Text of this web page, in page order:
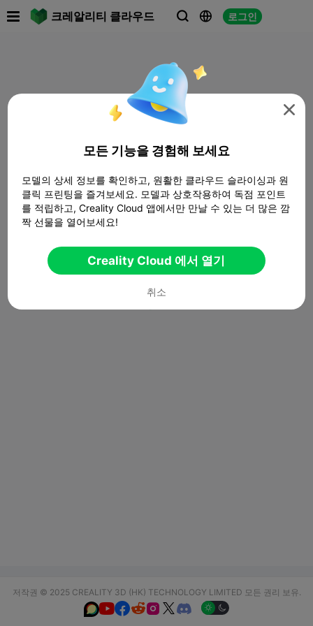
크레알리티 클라우드   로그인
저작권 © 2025 CREALITY 3D (HK) TECHNOLOGY LIMITED 모든 권리 보유.
  

모든 기능을 경험해 보세요
모델의 상세 정보를 확인하고, 원활한 클라우드 슬라이싱과 원
클릭 프린팅을 즐겨보세요. 모델과 상호작용하여 독점 포인트
를 적립하고, Creality Cloud 앱에서만 만날 수 있는 더 많은 깜
짝 선물을 열어보세요!
Creality Cloud 에서 열기
취소